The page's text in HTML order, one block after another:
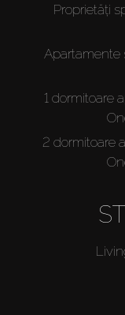
Proprietăți
Apartamente
1 dormitoare
2 dormitoare